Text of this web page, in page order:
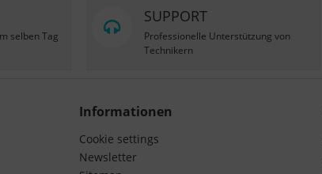
selben Tag
SUPPORT
Professionelle Unterstützung von
Technikern
Informationen
Cookie settings
Newsletter